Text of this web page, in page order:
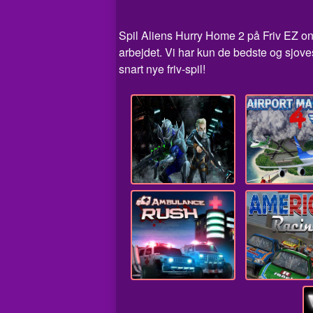
Spil Aliens Hurry Home 2 på Friv EZ
arbejdet. Vi har kun de bedste og
snart nye friv-spil!